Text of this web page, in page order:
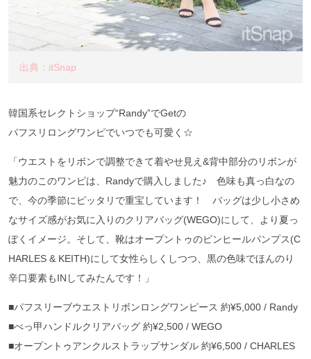
出典：itSnap
韓国系セレクトショップ“Randy”でGetの
パフスリロングワンピでいつでも可愛く☆
「ウエストをリボンで調整できて着やせ見え&背中部分のリボンが
魅力のこのワンピは、Randyで購入しました♪ 色味も真っ白なの
で、今の季節にピッタリで重宝しています！ バッグは少し小さめ
なサイズ感がお気に入りのクリアバッグ(WEGO)にして、より夏っ
ぽくイメージ。そして、靴はオープントゥのピンヒールパンプス(C
HARLES & KEITH)にして女性らしくしつつ、黒の色味でほんのり
辛口要素もINしてみたんです！」
■パフスリーブウエストリボンロングワンピース 約¥5,000 / Randy
■べっ甲ハンドルクリアバッグ 約¥2,500 / WEGO
■オープントゥアンクルストラップサンダル 約¥6,500 / CHARLES